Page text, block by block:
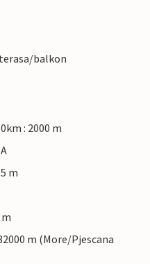
balkon
: 2000 m
m
m (More/Pjescana